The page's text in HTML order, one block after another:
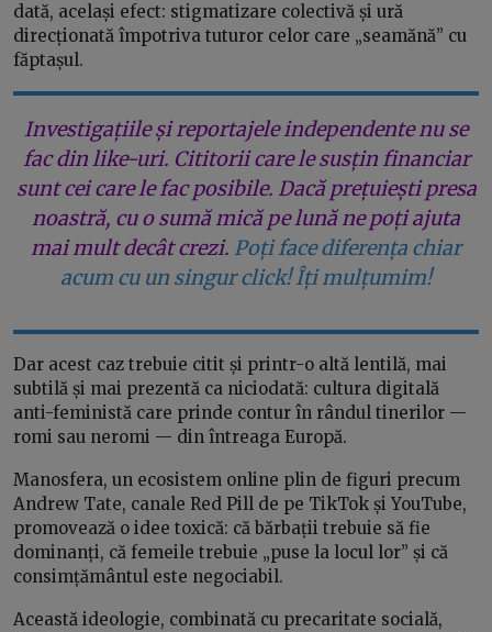
dată, același efect: stigmatizare colectivă și ură
direcționată împotriva tuturor celor care „seamănă” cu
făptașul.
Investigațiile și reportajele independente nu se
fac din like-uri. Cititorii care le susțin financiar
sunt cei care le fac posibile. Dacă prețuiești presa
noastră, cu o sumă mică pe lună ne poți ajuta
mai mult decât crezi. Poți face diferența chiar
acum cu un singur click! Îți mulțumim!
Dar acest caz trebuie citit și printr-o altă lentilă, mai
subtilă și mai prezentă ca niciodată: cultura digitală
anti-feministă care prinde contur în rândul tinerilor —
romi sau neromi — din întreaga Europă.
Manosfera, un ecosistem online plin de figuri precum
Andrew Tate, canale Red Pill de pe TikTok și YouTube,
promovează o idee toxică: că bărbații trebuie să fie
dominanți, că femeile trebuie „puse la locul lor” și că
consimțământul este negociabil.
Această ideologie, combinată cu precaritate socială,